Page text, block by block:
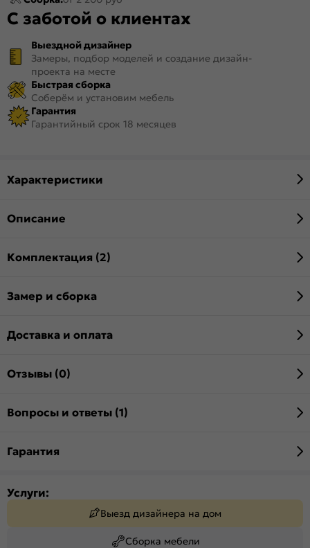
С заботой о клиентах
Выездной дизайнер
Замеры, подбор моделей и создание дизайн-
проекта на месте
Быстрая сборка
Соберём и установим мебель
Гарантия
Гарантийный срок 18 месяцев
Характеристики
Описание
Комплектация (2)
Замер и сборка
Доставка и оплата
Отзывы (0)
Вопросы и ответы (1)
Гарантия
Услуги:
Выезд дизайнера на дом
Сборка мебели